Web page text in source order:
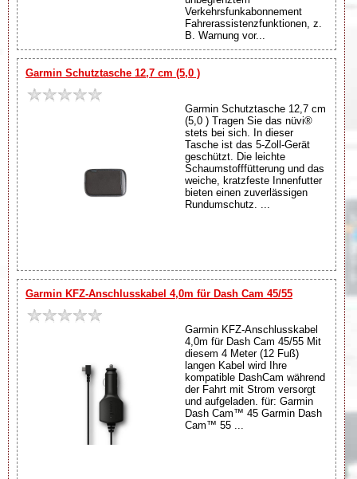
Verkehrsfunkabonnement
Fahrerassistenzfunktionen, z.
B. Warnung vor...
Garmin Schutztasche 12,7 cm (5,0 )
Garmin Schutztasche 12,7 cm
(5,0 ) Tragen Sie das nüvi®
stets bei sich. In dieser
Tasche ist das 5-Zoll-Gerät
geschützt. Die leichte
Schaumstofffütterung und das
weiche, kratzfeste Innenfutter
bieten einen zuverlässigen
Rundumschutz. ...
Garmin KFZ-Anschlusskabel 4,0m für Dash Cam 45/55
Garmin KFZ-Anschlusskabel
4,0m für Dash Cam 45/55 Mit
diesem 4 Meter (12 Fuß)
langen Kabel wird Ihre
kompatible DashCam während
der Fahrt mit Strom versorgt
und aufgeladen. für: Garmin
Dash Cam™ 45 Garmin Dash
Cam™ 55 ...